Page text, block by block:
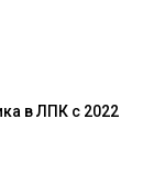
в ЛПК с 2022